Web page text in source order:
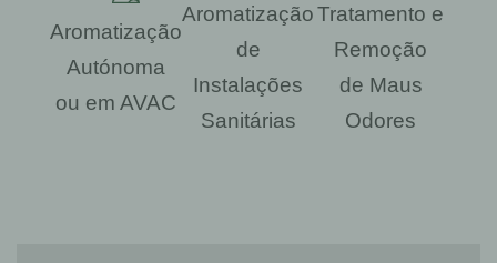
Aromatização
Autónoma
ou em AVAC
Aromatização
de
Instalações
Sanitárias
Tratamento e
Remoção
de Maus
Odores